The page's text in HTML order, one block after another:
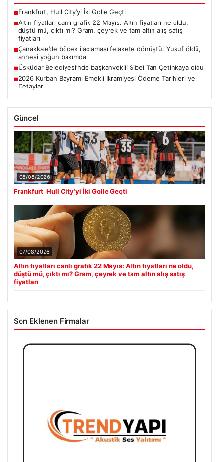
■Frankfurt, Hull City’yi İki Golle Geçti
■Altın fiyatları canlı grafik 22 Mayıs: Altın fiyatları ne oldu,
düştü mü, çıktı mı? Gram, çeyrek ve tam altın alış satış
fiyatları
■Çanakkale’de böcek ilaçlaması felakete dönüştü. Yusuf öldü,
annesi yoğun bakımda
■Üsküdar Belediyesi’nde başkanvekili Sibel Tan Çetinkaya oldu
■2026 Kurban Bayramı Emekli İkramiyesi Ödeme Tarihleri ve
Detaylar
Güncel
08/08/2026
Frankfurt, Hull City’yi İki Golle Geçti
07/08/2026
Altın fiyatları canlı grafik 22 Mayıs: Altın fiyatları ne oldu,
düştü mü, çıktı mı? Gram, çeyrek ve tam altın alış satış
fiyatları
Son Eklenen Firmalar